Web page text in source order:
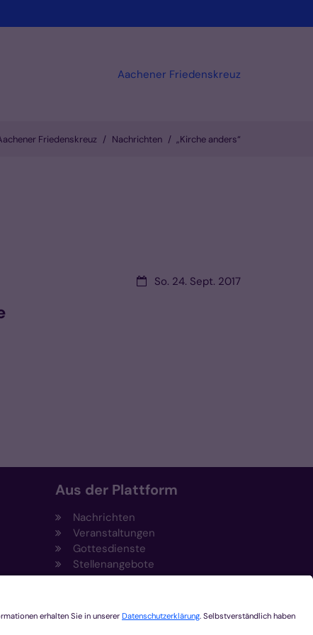
Aachener Friedenskreuz
Friedenskreuz Nachrichten „Kirche anders“
Datum:So. 24. Sept. 2017
Aus der Plattform
Nachrichten
Veranstaltungen
Gottesdienste
Stellenangebote
Kirchenzeitung
Rechtsdatenbank